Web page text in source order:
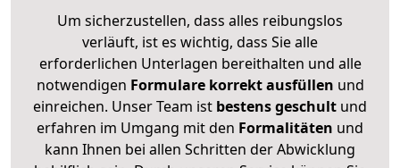
Um sicherzustellen, dass alles reibungslos
verläuft, ist es wichtig, dass Sie alle
erforderlichen Unterlagen bereithalten und alle
notwendigen Formulare korrekt ausfüllen und
einreichen. Unser Team ist bestens geschult und
erfahren im Umgang mit den Formalitäten und
kann Ihnen bei allen Schritten der Abwicklung